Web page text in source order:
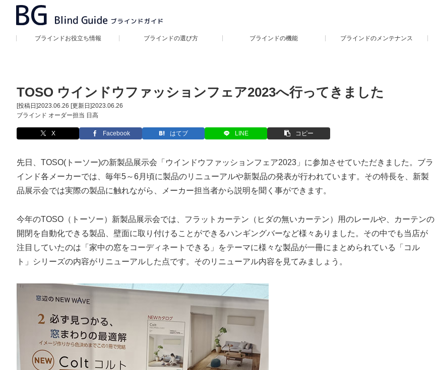
ブラインドお役立ち情報 ブラインドの選び方 ブラインドの機能 ブラインドのメンテナンス
TOSO ウインドウファッションフェア2023へ行ってきました
[投稿日]2023.06.26 [更新日]2023.06.26
ブラインド オーダー担当 日高
X Facebook はてブ LINE コピー
先日、TOSO(トーソー)の新製品展示会「ウインドウファッションフェア2023」に参加させていただきました。ブラ
インド各メーカーでは、毎年5～6月頃に製品のリニューアルや新製品の発表が行われています。その特長を、新製
品展示会では実際の製品に触れながら、メーカー担当者から説明を聞く事ができます。
今年のTOSO（トーソー）新製品展示会では、フラットカーテン（ヒダの無いカーテン）用のレールや、カーテンの
開閉を自動化できる製品、壁面に取り付けることができるハンギングバーなど様々ありました。その中でも当店が
注目していたのは「家中の窓をコーディネートできる」をテーマに様々な製品が一冊にまとめられている「コル
ト」シリーズの内容がリニューアルした点です。そのリニューアル内容を見てみましょう。